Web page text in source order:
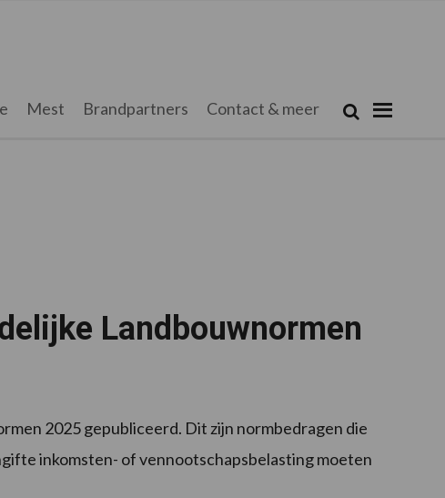
Mest Brandpartners Contact & meer Zoek
Landbouwnormen
2025 gepubliceerd. Dit zijn normbedragen die
inkomsten- of vennootschapsbelasting moeten